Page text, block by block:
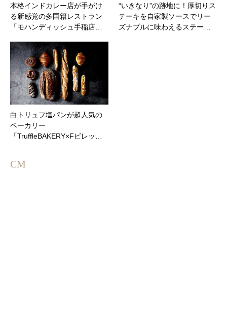
本格インドカレー店が手がけ
る新感覚の多国籍レストラン
「モハンディッシュ手稲店…
“いきなり”の跡地に！厚切りス
テーキを自家製ソースでリー
ズナブルに味わえるステー…
白トリュフ塩パンが超人気の
ベーカリー
「TruffleBAKERY×Fビレッ…
CM